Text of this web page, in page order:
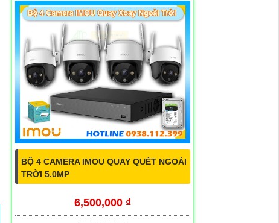
BỘ 4 CAMERA IMOU QUAY QUÉT NGOÀI
TRỜI 5.0MP
6,500,000 ₫